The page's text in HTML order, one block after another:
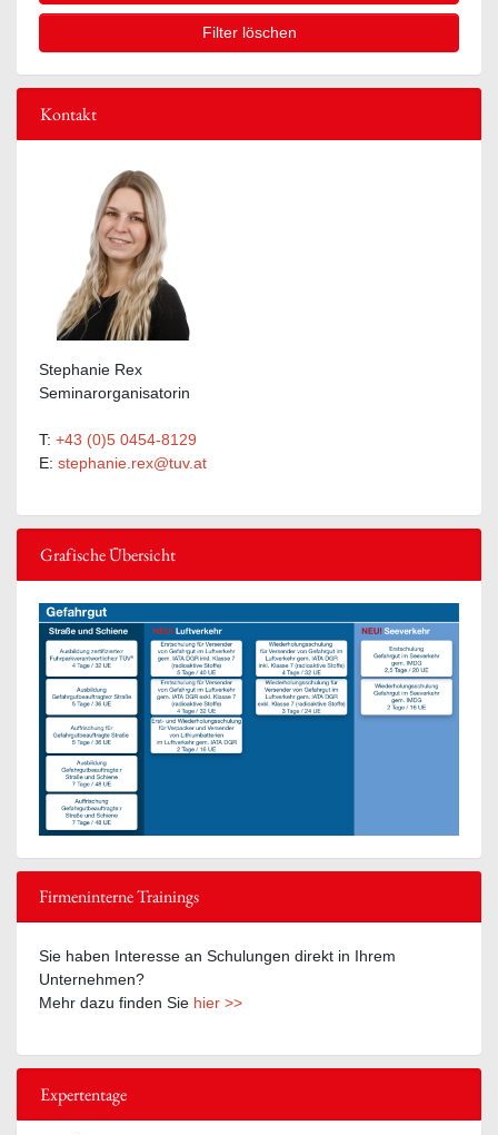
Filter löschen
Kontakt
Stephanie Rex
Seminarorganisatorin
T: +43 (0)5 0454-8129
E: stephanie.rex@tuv.at
Grafische Übersicht
Firmeninterne Trainings
Sie haben Interesse an Schulungen direkt in Ihrem
Unternehmen?
Mehr dazu finden Sie hier >>
Expertentage